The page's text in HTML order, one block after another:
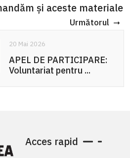
și aceste materiale
Următorul
20 Mai 2026
APEL DE PARTICIPARE:
Voluntariat pentru ...
Acces rapid